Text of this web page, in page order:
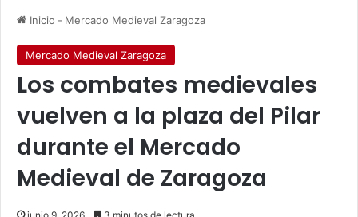
Inicio - Mercado Medieval Zaragoza
Mercado Medieval Zaragoza
Los combates medievales
vuelven a la plaza del Pilar
durante el Mercado
Medieval de Zaragoza